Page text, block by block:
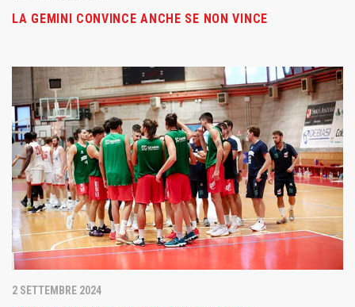
LA GEMINI CONVINCE ANCHE SE NON VINCE
2 SETTEMBRE 2024